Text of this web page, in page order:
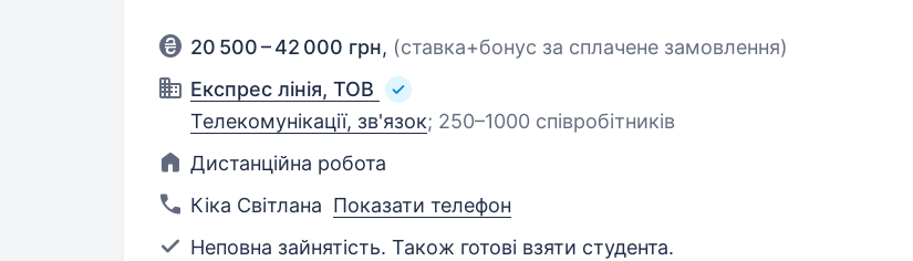
20 500 – 42 000 грн, (ставка+бонус за сплачене замовлення)
Експрес лінія, ТОВ
Телекомунікації, зв'язок; 250–1000 співробітників
Дистанційна робота
Кіка Світлана Показати телефон
Неповна зайнятість. Також готові взяти студента.